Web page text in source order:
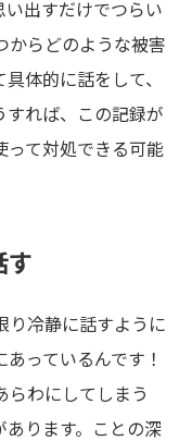
出すだけでつらい
からどのような被害
体的に話をして、
れば、この記録が
って対処できる可能
す
り冷静に話すように
っているんです！
らわにしてしまう
あります。ことの深